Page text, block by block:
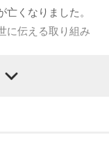
掛かった時、ガ
リバリッ！と大き
くなりました。
に伝える取り組み